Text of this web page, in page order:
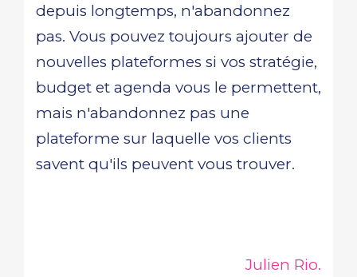
depuis longtemps, n'abandonnez
pas. Vous pouvez toujours ajouter de
nouvelles plateformes si vos stratégie,
budget et agenda vous le permettent,
mais n'abandonnez pas une
plateforme sur laquelle vos clients
savent qu'ils peuvent vous trouver.
Julien Rio.